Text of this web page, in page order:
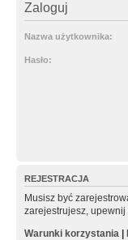
Zaloguj
Nazwa użytkownika:
Hasło:
REJESTRACJA
Musisz być
zarejestrujesz, upewnij
Warunki korzystania |